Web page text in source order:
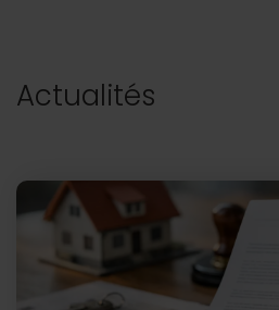
Actualités